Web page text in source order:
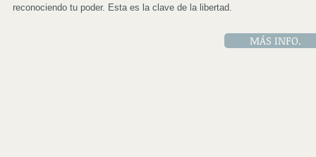
reconociendo tu poder. Esta es la clave de la libertad.
MÁS INFO.